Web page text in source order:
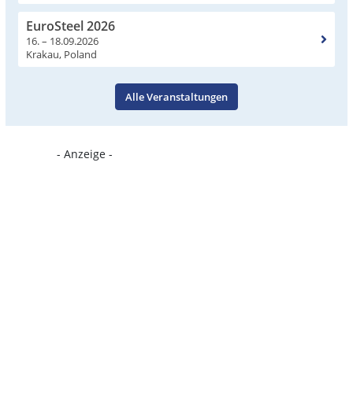
EuroSteel 2026
16. – 18.09.2026
Krakau, Poland
Alle Veranstaltungen
- Anzeige -